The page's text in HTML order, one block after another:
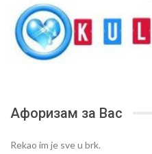
Афоризам за Вас
Rekao im je sve u brk.